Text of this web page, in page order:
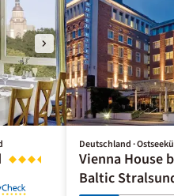
Deutschland ·
Vienna House
Baltic